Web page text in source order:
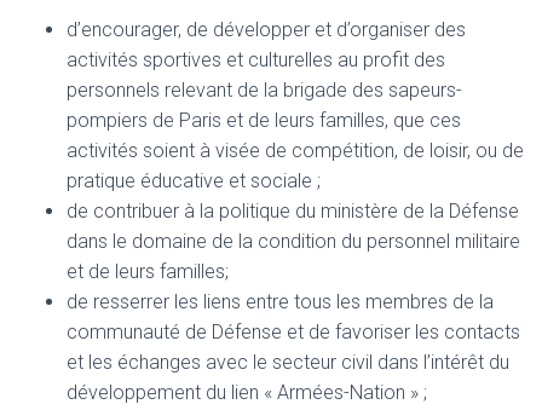
d’encourager, de développer et d’organiser des
activités sportives et culturelles au profit des
personnels relevant de la brigade des sapeurs-
pompiers de Paris et de leurs familles, que ces
activités soient à visée de compétition, de loisir, ou de
pratique éducative et sociale ;
de contribuer à la politique du ministère de la Défense
dans le domaine de la condition du personnel militaire
et de leurs familles;
de resserrer les liens entre tous les membres de la
communauté de Défense et de favoriser les contacts
et les échanges avec le secteur civil dans l’intérêt du
développement du lien « Armées-Nation » ;